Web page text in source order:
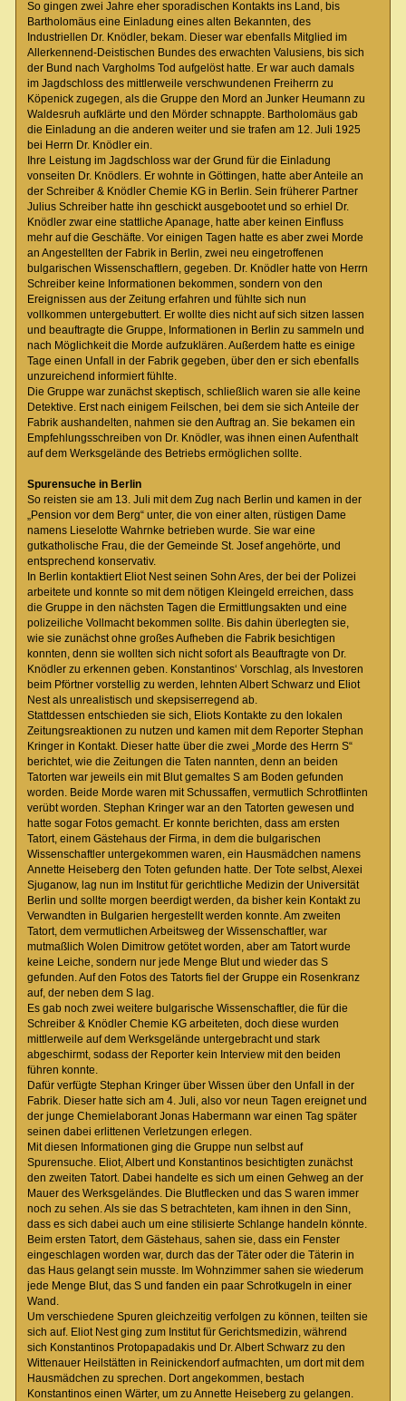
So gingen zwei Jahre eher sporadischen Kontakts ins Land, bis
Bartholomäus eine Einladung eines alten Bekannten, des
Industriellen Dr. Knödler, bekam. Dieser war ebenfalls Mitglied im
Allerkennend-Deistischen Bundes des erwachten Valusiens, bis sich
der Bund nach Vargholms Tod aufgelöst hatte. Er war auch damals
im Jagdschloss des mittlerweile verschwundenen Freiherrn zu
Köpenick zugegen, als die Gruppe den Mord an Junker Heumann zu
Waldesruh aufklärte und den Mörder schnappte. Bartholomäus gab
die Einladung an die anderen weiter und sie trafen am 12. Juli 1925
bei Herrn Dr. Knödler ein.
Ihre Leistung im Jagdschloss war der Grund für die Einladung
vonseiten Dr. Knödlers. Er wohnte in Göttingen, hatte aber Anteile an
der Schreiber & Knödler Chemie KG in Berlin. Sein früherer Partner
Julius Schreiber hatte ihn geschickt ausgebootet und so erhiel Dr.
Knödler zwar eine stattliche Apanage, hatte aber keinen Einfluss
mehr auf die Geschäfte. Vor einigen Tagen hatte es aber zwei Morde
an Angestellten der Fabrik in Berlin, zwei neu eingetroffenen
bulgarischen Wissenschaftlern, gegeben. Dr. Knödler hatte von Herrn
Schreiber keine Informationen bekommen, sondern von den
Ereignissen aus der Zeitung erfahren und fühlte sich nun
vollkommen untergebuttert. Er wollte dies nicht auf sich sitzen lassen
und beauftragte die Gruppe, Informationen in Berlin zu sammeln und
nach Möglichkeit die Morde aufzuklären. Außerdem hatte es einige
Tage einen Unfall in der Fabrik gegeben, über den er sich ebenfalls
unzureichend informiert fühlte.
Die Gruppe war zunächst skeptisch, schließlich waren sie alle keine
Detektive. Erst nach einigem Feilschen, bei dem sie sich Anteile der
Fabrik aushandelten, nahmen sie den Auftrag an. Sie bekamen ein
Empfehlungsschreiben von Dr. Knödler, was ihnen einen Aufenthalt
auf dem Werksgelände des Betriebs ermöglichen sollte.
Spurensuche in Berlin
So reisten sie am 13. Juli mit dem Zug nach Berlin und kamen in der
„Pension vor dem Berg“ unter, die von einer alten, rüstigen Dame
namens Lieselotte Wahrnke betrieben wurde. Sie war eine
gutkatholische Frau, die der Gemeinde St. Josef angehörte, und
entsprechend konservativ.
In Berlin kontaktiert Eliot Nest seinen Sohn Ares, der bei der Polizei
arbeitete und konnte so mit dem nötigen Kleingeld erreichen, dass
die Gruppe in den nächsten Tagen die Ermittlungsakten und eine
polizeiliche Vollmacht bekommen sollte. Bis dahin überlegten sie,
wie sie zunächst ohne großes Aufheben die Fabrik besichtigen
konnten, denn sie wollten sich nicht sofort als Beauftragte von Dr.
Knödler zu erkennen geben. Konstantinos‘ Vorschlag, als Investoren
beim Pförtner vorstellig zu werden, lehnten Albert Schwarz und Eliot
Nest als unrealistisch und skepsiserregend ab.
Stattdessen entschieden sie sich, Eliots Kontakte zu den lokalen
Zeitungsreaktionen zu nutzen und kamen mit dem Reporter Stephan
Kringer in Kontakt. Dieser hatte über die zwei „Morde des Herrn S“
berichtet, wie die Zeitungen die Taten nannten, denn an beiden
Tatorten war jeweils ein mit Blut gemaltes S am Boden gefunden
worden. Beide Morde waren mit Schussaffen, vermutlich Schrotflinten
verübt worden. Stephan Kringer war an den Tatorten gewesen und
hatte sogar Fotos gemacht. Er konnte berichten, dass am ersten
Tatort, einem Gästehaus der Firma, in dem die bulgarischen
Wissenschaftler untergekommen waren, ein Hausmädchen namens
Annette Heiseberg den Toten gefunden hatte. Der Tote selbst, Alexei
Sjuganow, lag nun im Institut für gerichtliche Medizin der Universität
Berlin und sollte morgen beerdigt werden, da bisher kein Kontakt zu
Verwandten in Bulgarien hergestellt werden konnte. Am zweiten
Tatort, dem vermutlichen Arbeitsweg der Wissenschaftler, war
mutmaßlich Wolen Dimitrow getötet worden, aber am Tatort wurde
keine Leiche, sondern nur jede Menge Blut und wieder das S
gefunden. Auf den Fotos des Tatorts fiel der Gruppe ein Rosenkranz
auf, der neben dem S lag.
Es gab noch zwei weitere bulgarische Wissenschaftler, die für die
Schreiber & Knödler Chemie KG arbeiteten, doch diese wurden
mittlerweile auf dem Werksgelände untergebracht und stark
abgeschirmt, sodass der Reporter kein Interview mit den beiden
führen konnte.
Dafür verfügte Stephan Kringer über Wissen über den Unfall in der
Fabrik. Dieser hatte sich am 4. Juli, also vor neun Tagen ereignet und
der junge Chemielaborant Jonas Habermann war einen Tag später
seinen dabei erlittenen Verletzungen erlegen.
Mit diesen Informationen ging die Gruppe nun selbst auf
Spurensuche. Eliot, Albert und Konstantinos besichtigten zunächst
den zweiten Tatort. Dabei handelte es sich um einen Gehweg an der
Mauer des Werksgeländes. Die Blutflecken und das S waren immer
noch zu sehen. Als sie das S betrachteten, kam ihnen in den Sinn,
dass es sich dabei auch um eine stilisierte Schlange handeln könnte.
Beim ersten Tatort, dem Gästehaus, sahen sie, dass ein Fenster
eingeschlagen worden war, durch das der Täter oder die Täterin in
das Haus gelangt sein musste. Im Wohnzimmer sahen sie wiederum
jede Menge Blut, das S und fanden ein paar Schrotkugeln in einer
Wand.
Um verschiedene Spuren gleichzeitig verfolgen zu können, teilten sie
sich auf. Eliot Nest ging zum Institut für Gerichtsmedizin, während
sich Konstantinos Protopapadakis und Dr. Albert Schwarz zu den
Wittenauer Heilstätten in Reinickendorf aufmachten, um dort mit dem
Hausmädchen zu sprechen. Dort angekommen, bestach
Konstantinos einen Wärter, um zu Annette Heiseberg zu gelangen.